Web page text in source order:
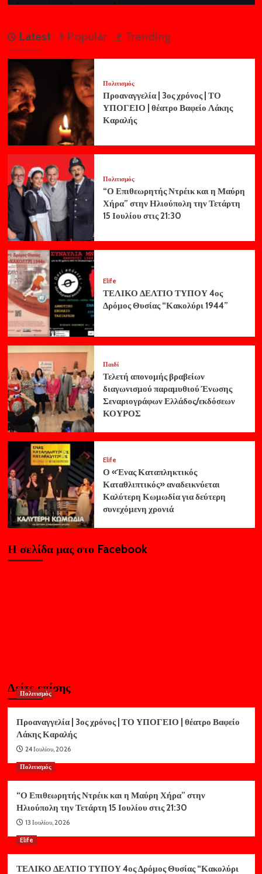
Latest Popular Trending
Πολιτισμός
Προαναγγελία | 3ος χρόνος | ΤΟ
ΥΠΟΓΕΙΟ | θέατρο Βαφείο Λάκης
Καραλής
Πολιτισμός
“Ο Επιθεωρητής Ντρέικ και η Μαύρη
Χήρα” στην Ηλιούπολη την Τετάρτη
15 Ιουλίου στις 21:30
Elife
ΤΕΛΙΚΟ ΔΕΛΤΙΟ ΤΥΠΟΥ 4ος
Δρόμος Θυσίας “Κακολύρι 1944”
Παιδί
Τελετή απονομής βραβείων
διαγωνισμού παραμυθιού Ένωσης
Σεναριογράφων Ελλάδος/εκδόσεων
ΚΟΥΡΟΣ
Elife
Ο «Ένας Καταπληκτικός
Καταθλιπτικός» αναδεικνύεται
Καλύτερη Κωμωδία για δεύτερη
συνεχόμενη χρονιά
Η σελίδα μας στο Facebook
Δείτε επίσης
Πολιτισμός
Προαναγγελία | 3ος χρόνος | ΤΟ ΥΠΟΓΕΙΟ | θέατρο Βαφείο
Λάκης Καραλής
24 Ιουλίου, 2026
Πολιτισμός
“Ο Επιθεωρητής Ντρέικ και η Μαύρη Χήρα” στην
Ηλιούπολη την Τετάρτη 15 Ιουλίου στις 21:30
13 Ιουλίου, 2026
Elife
ΤΕΛΙΚΟ ΔΕΛΤΙΟ ΤΥΠΟΥ 4ος Δρόμος Θυσίας “Κακολύρι